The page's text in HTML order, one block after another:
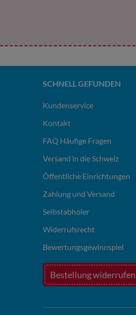
SCHNELL GEFUNDEN
Kundenservice
Kontakt
FAQ Häufige Fragen
Versand in die Schweiz
Öffentliche Einrichtungen
Zahlung und Versand
Selbstabholer
Widerrufsrecht
Bewertungsgewinnspiel
Bestellung widerrufen